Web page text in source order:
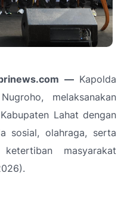
—Kapolda
melaksanakan
Lahat dengan
sosial, olahraga, serta
masyarakat